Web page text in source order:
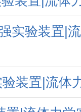
实验装置|
装置|流体